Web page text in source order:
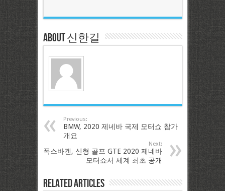
About 신한길
Previous:
BMW, 2020 제네바 국제 모터쇼 참가
개요
Next:
폭스바겐, 신형 골프 GTE 2020 제네바
모터쇼서 세계 최초 공개
Related Articles